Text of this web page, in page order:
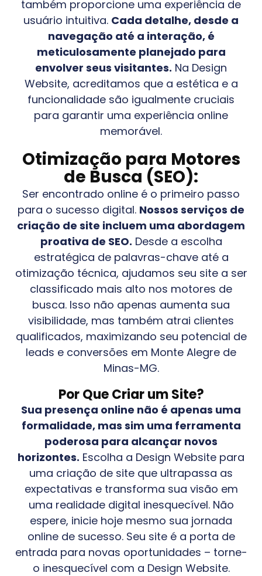
também proporcione uma experiência de
usuário intuitiva. Cada detalhe, desde a
navegação até a interação, é
meticulosamente planejado para
envolver seus visitantes. Na Design
Website, acreditamos que a estética e a
funcionalidade são igualmente cruciais
para garantir uma experiência online
memorável.
Otimização para Motores
de Busca (SEO):
Ser encontrado online é o primeiro passo
para o sucesso digital. Nossos serviços de
criação de site incluem uma abordagem
proativa de SEO. Desde a escolha
estratégica de palavras-chave até a
otimização técnica, ajudamos seu site a ser
classificado mais alto nos motores de
busca. Isso não apenas aumenta sua
visibilidade, mas também atrai clientes
qualificados, maximizando seu potencial de
leads e conversões em Monte Alegre de
Minas-MG.
Por Que Criar um Site?
Sua presença online não é apenas uma
formalidade, mas sim uma ferramenta
poderosa para alcançar novos
horizontes. Escolha a Design Website para
uma criação de site que ultrapassa as
expectativas e transforma sua visão em
uma realidade digital inesquecível. Não
espere, inicie hoje mesmo sua jornada
online de sucesso. Seu site é a porta de
entrada para novas oportunidades – torne-
o inesquecível com a Design Website.